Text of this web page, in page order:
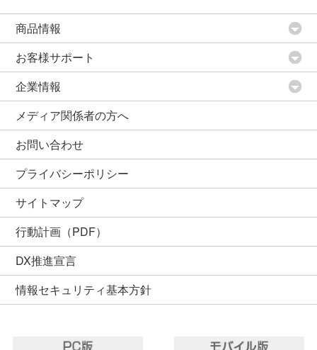
商品情報
お客様サポート
企業情報
メディア関係者の方へ
お問い合わせ
プライバシーポリシー
サイトマップ
行動計画（PDF）
DX推進宣言
情報セキュリティ基本方針